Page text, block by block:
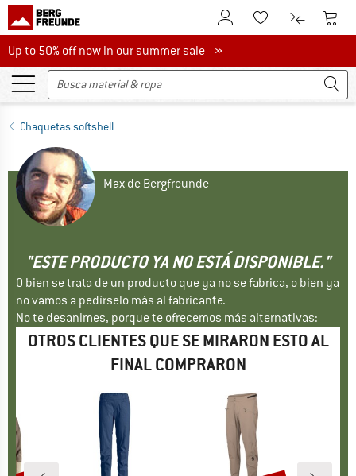
A la cuenta de cliente
A la lista de
A la A la
Up to 50% off now in our summer sale
Up to 50% off now in our summer sale »
Chaquetas softshell
Max de Bergfreunde
"ESTE PRODUCTO YA NO ESTÁ DISPONIBLE."
O bien se trata de un producto que ya no se fabrica, o bien ya
no vamos a pedírselo más al fabricante.
No te desanimes, porque te ofrecemos más alternativas:
OTROS CLIENTES QUE SE MIRARON ESTO AL
FINAL COMPRARON